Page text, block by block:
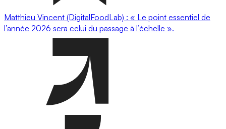
Matthieu Vincent (DigitalFoodLab) : « Le point essentiel de
l’année 2026 sera celui du passage à l’échelle ».